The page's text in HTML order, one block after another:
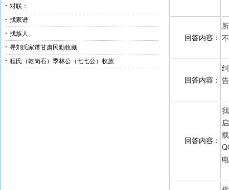
对联：
找家谱
找族人
寻刘氏家谱甘肃民勤收藏
程氏（乾岗石）季林公（七七公）收族
回答内容：
回答内容：
回答内容：